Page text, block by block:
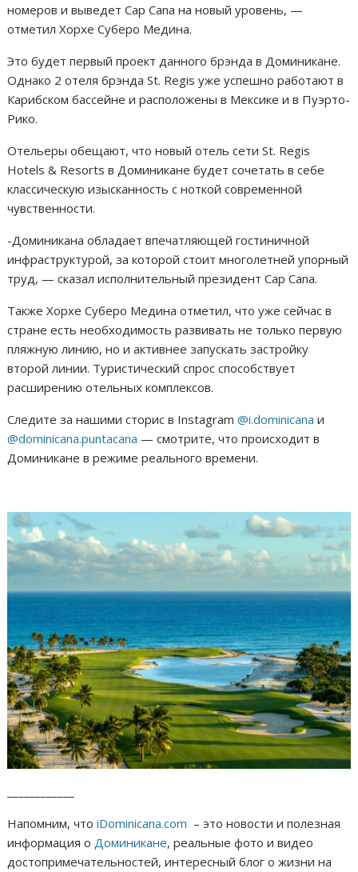
номеров и выведет Cap Cana на новый уровень, —
отметил Хорхе Суберо Медина.
Это будет первый проект данного брэнда в Доминикане.
Однако 2 отеля брэнда St. Regis уже успешно работают в
Карибском бассейне и расположены в Мексике и в Пуэрто-
Рико.
Отельеры обещают, что новый отель сети St. Regis
Hotels & Resorts в Доминикане будет сочетать в себе
классическую изысканность с ноткой современной
чувственности.
-Доминикана обладает впечатляющей гостиничной
инфраструктурой, за которой стоит многолетней упорный
труд, — сказал исполнительный президент Cap Cana.
Также Хорхе Суберо Медина отметил, что уже сейчас в
стране есть необходимость развивать не только первую
пляжную линию, но и активнее запускать застройку
второй линии. Туристический спрос способствует
расширению отельных комплексов.
Следите за нашими сторис в Instagram@i.dominicana и
@dominicana.puntacana — смотрите, что происходит в
Доминикане в режиме реального времени.
Напомним, чтоiDominicana.com – это новости и полезная
информация о Доминикане, реальные фото и видео
достопримечательностей, интересный блог о жизни на